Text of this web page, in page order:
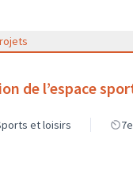
de l’espace
et loisirs